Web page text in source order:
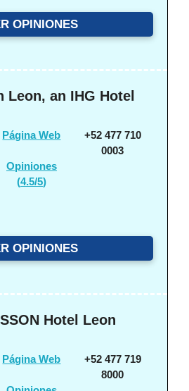
OPINIONES
Leon, an IHG Hotel
Página Web
Opiniones
(4.5/5)
+52 477 710
0003
OPINIONES
Hotel Leon
Página Web
+52 477 719
8000